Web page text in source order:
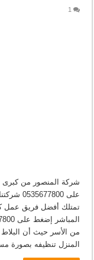
1
شركة المنصور من كبرى
على
تمتلك أفضل فريق عمل
من الأسر حيث أن
المنزل تنظيفه بصورة